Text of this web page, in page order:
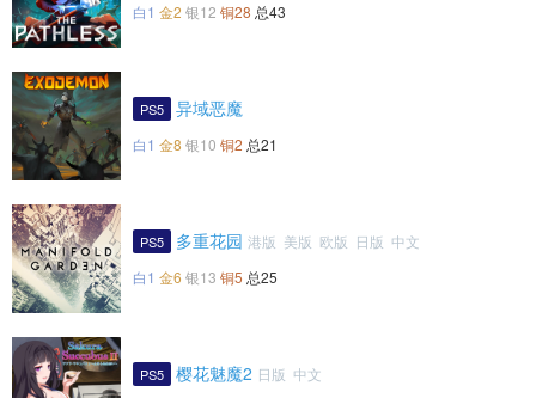
白1 金2 银12 铜28 总43
PS5 异域恶魔
白1 金8 银10 铜2 总21
PS5 多重花园 港版 美版 欧版 日版 中文
白1 金6 银13 铜5 总25
PS5 樱花魅魔2 日版 中文